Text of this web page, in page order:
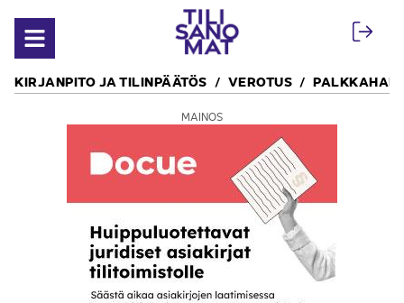
Avaa valikko
KIRJANPITO JA TILINPÄÄTÖS VEROTUS
MAINOS